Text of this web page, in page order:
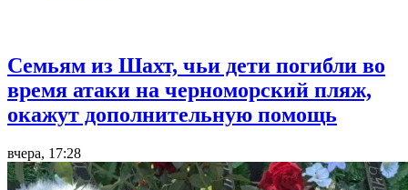
Семьям из Шахт, чьи дети погибли во
время атаки на черноморский пляж,
окажут дополнительную помощь
вчера, 17:28